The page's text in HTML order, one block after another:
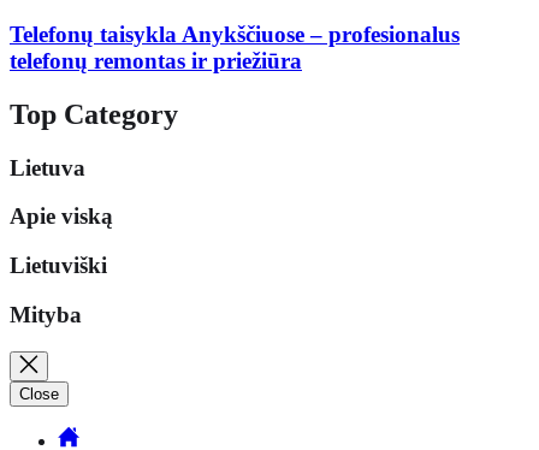
Telefonų taisykla Anykščiuose – profesionalus
telefonų remontas ir priežiūra
Top Category
Lietuva
Apie viską
Lietuviški
Mityba
Close